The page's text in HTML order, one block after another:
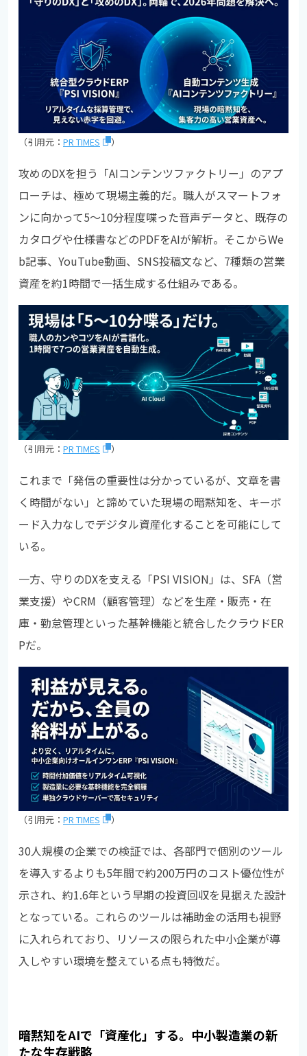
（引用元： PR TIMES ）
攻めのDXを担う「AIコンテンツファクトリー」のアプ
ローチは、極めて現場主義的だ。職人がスマートフォ
ンに向かって5～10分程度喋った音声データと、既存の
カタログや仕様書などのPDFをAIが解析。そこからWe
b記事、YouTube動画、SNS投稿文など、7種類の営業
資産を約1時間で一括生成する仕組みである。
（引用元： PR TIMES ）
これまで「発信の重要性は分かっているが、文章を書
く時間がない」と諦めていた現場の暗黙知を、キーボ
ード入力なしでデジタル資産化することを可能にして
いる。
一方、守りのDXを支える「PSI VISION」は、SFA（営
業支援）やCRM（顧客管理）などを生産・販売・在
庫・勤怠管理といった基幹機能と統合したクラウドER
Pだ。
（引用元： PR TIMES ）
30人規模の企業での検証では、各部門で個別のツール
を導入するよりも5年間で約200万円のコスト優位性が
示され、約1.6年という早期の投資回収を見据えた設計
となっている。これらのツールは補助金の活用も視野
に入れられており、リソースの限られた中小企業が導
入しやすい環境を整えている点も特徴だ。
暗黙知をAIで「資産化」する。中小製造業の新
たな生存戦略